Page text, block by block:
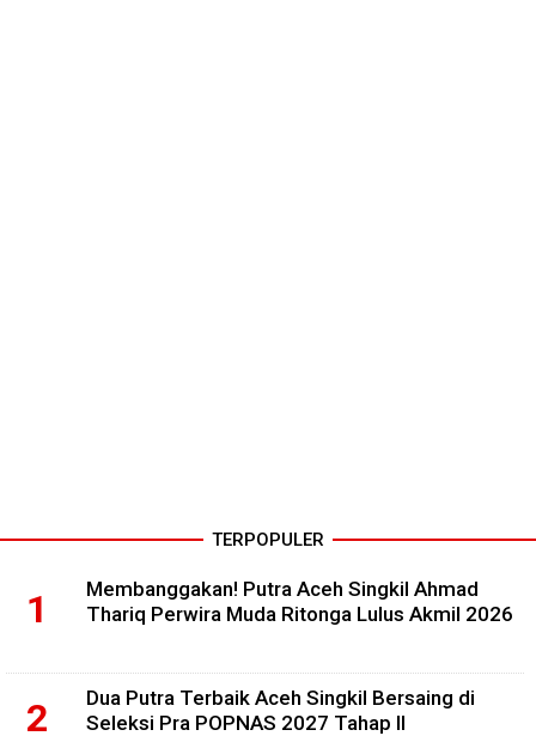
TERPOPULER
Membanggakan! Putra Aceh Singkil Ahmad
Thariq Perwira Muda Ritonga Lulus Akmil 2026
Dua Putra Terbaik Aceh Singkil Bersaing di
Seleksi Pra POPNAS 2027 Tahap II